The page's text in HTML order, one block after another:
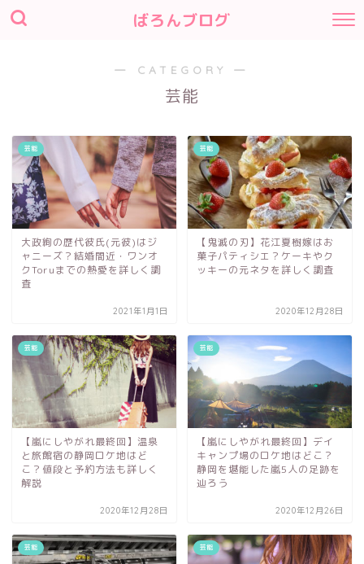
ばろんブログ
― CATEGORY ―
芸能
芸能
大政絢の歴代彼氏(元彼)はジ
ャニーズ？結婚間近・ワンオ
クToruまでの熱愛を詳しく調
査
2021年1月1日
芸能
【鬼滅の刃】花江夏樹嫁はお
菓子パティシエ？ケーキやク
ッキーの元ネタを詳しく調査
2020年12月28日
芸能
【嵐にしやがれ最終回】温泉
と旅館宿の静岡ロケ地はど
こ？値段と予約方法も詳しく
解説
2020年12月28日
芸能
【嵐にしやがれ最終回】デイ
キャンプ場のロケ地はどこ？
静岡を堪能した嵐5人の足跡を
辿ろう
2020年12月26日
芸能 芸能